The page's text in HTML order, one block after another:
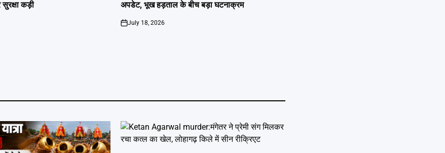
कड़ी
अपडेट, भूख हड़ताल के बीच बड़ा घटनाक्रम
on
July 18, 2026